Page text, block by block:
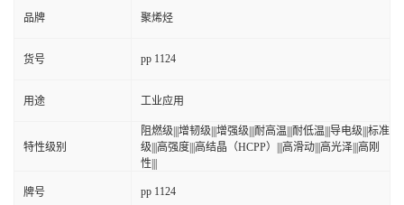
品牌 聚烯烃
货号 pp 1124
用途 工业应用
特性级别
阻燃级|||增韧级|||增强级|||耐高温|||耐低温|||导电级|||标准
级|||高强度|||高结晶（HCPP）|||高滑动|||高光泽|||高刚
性|||
牌号 pp 1124